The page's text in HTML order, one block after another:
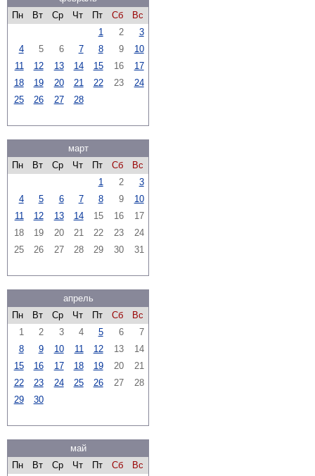
Пн
Вт Ср Чт Пт Сб
Вс
1
2
3
4
5 6 7 8 9
10
11
12 13 14 15 16
17
18
19 20 21 22 23
24
25
26 27 28
март
Пн
Вт Ср Чт Пт Сб
Вс
1
2
3
4
5 6 7 8 9
10
11
12 13 14 15 16
17
18
19 20 21 22 23
24
25
26 27 28 29 30 31
апрель
Пн
Вт Ср Чт Пт Сб
Вс
1
2 3 4 5 6
7
8
9 10 11 12 13
14
15
16 17 18 19 20
21
22
23 24 25 26 27
28
29
30
май
Пн
Вт Ср Чт Пт Сб
Вс